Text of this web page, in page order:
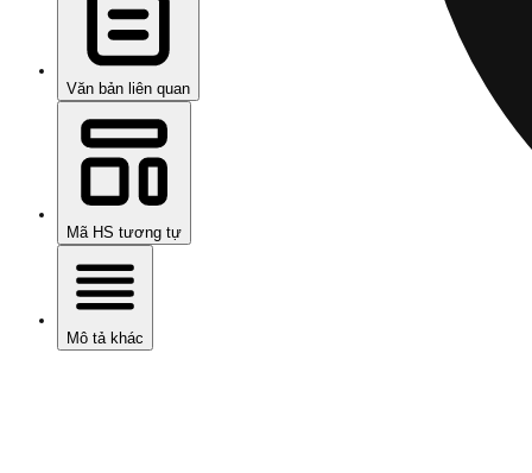
Văn bản liên quan
Mã HS tương tự
Mô tả khác